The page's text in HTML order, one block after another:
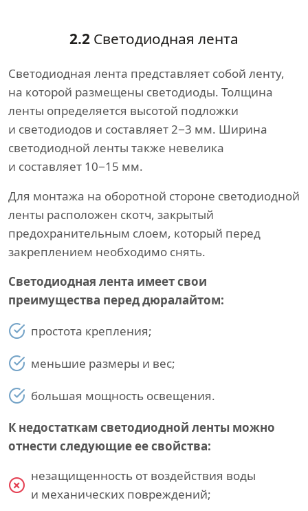
2.2 Светодиодная лента
Светодиодная лента представляет собой ленту,
на которой размещены светодиоды. Толщина
ленты определяется высотой подложки
и светодиодов и составляет 2−3 мм. Ширина
светодиодной ленты также невелика
и составляет 10−15 мм.
Для монтажа на оборотной стороне светодиодной
ленты расположен скотч, закрытый
предохранительным слоем, который перед
закреплением необходимо снять.
Светодиодная лента имеет свои
преимущества перед дюралайтом:
простота крепления;
меньшие размеры и вес;
большая мощность освещения.
К недостаткам светодиодной ленты можно
отнести следующие ее свойства:
незащищенность от воздействия воды
и механических повреждений;